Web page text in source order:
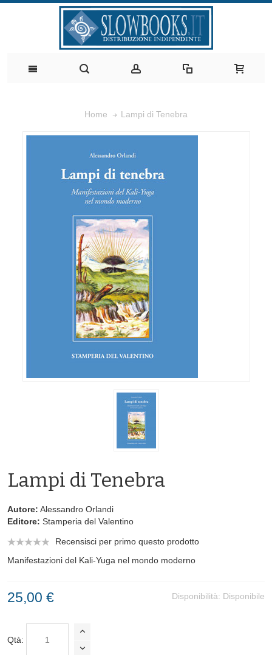
Home Lampi di Tenebra
Lampi di Tenebra
Autore: Alessandro Orlandi
Editore: Stamperia del Valentino
Recensisci per primo questo prodotto
Manifestazioni del Kali-Yuga nel mondo moderno
Disponibilità: Disponibile
25,00 €
Qtà: